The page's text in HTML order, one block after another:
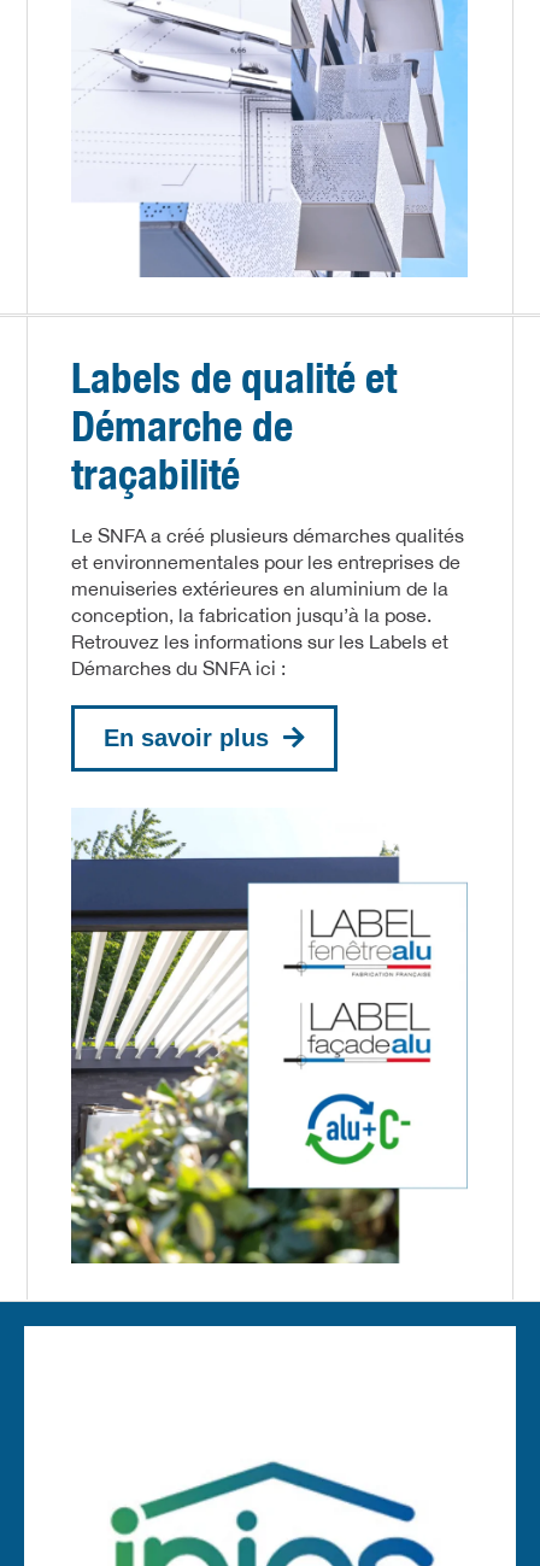
Labels de qualité et
Démarche de
traçabilité
Le SNFA a créé plusieurs démarches qualités
et environnementales pour les entreprises de
menuiseries extérieures en aluminium de la
conception, la fabrication jusqu’à la pose.
Retrouvez les informations sur les Labels et
Démarches du SNFA ici :
En savoir plus